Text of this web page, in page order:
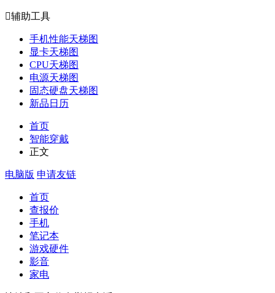
辅助工具
手机性能天梯图
显卡天梯图
CPU天梯图
电源天梯图
固态硬盘天梯图
新品日历
首页
智能穿戴
正文
电脑版 申请友链
首页
查报价
手机
笔记本
游戏硬件
影音
家电